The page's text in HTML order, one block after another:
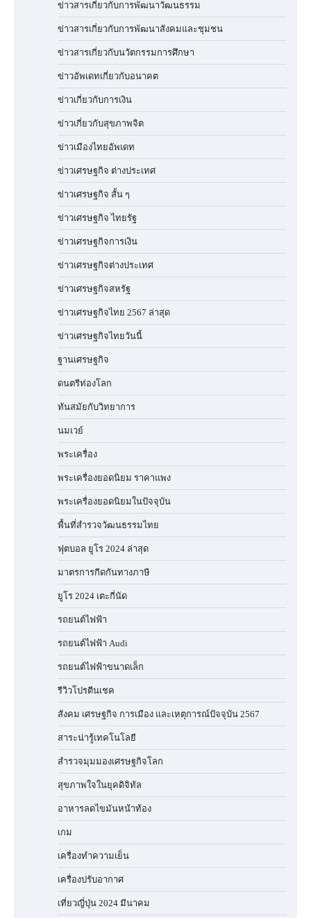
ข่าวสารเกี่ยวกับการพัฒนาวัฒนธรรม
ข่าวสารเกี่ยวกับการพัฒนาสังคมและชุมชน
ข่าวสารเกี่ยวกับนวัตกรรมการศึกษา
ข่าวอัพเดทเกี่ยวกับอนาคต
ข่าวเกี่ยวกับการเงิน
ข่าวเกี่ยวกับสุขภาพจิต
ข่าวเมืองไทยอัพเดท
ข่าวเศรษฐกิจ ต่างประเทศ
ข่าวเศรษฐกิจ สั้น ๆ
ข่าวเศรษฐกิจ ไทยรัฐ
ข่าวเศรษฐกิจการเงิน
ข่าวเศรษฐกิจต่างประเทศ
ข่าวเศรษฐกิจสหรัฐ
ข่าวเศรษฐกิจไทย 2567 ล่าสุด
ข่าวเศรษฐกิจไทยวันนี้
ฐานเศรษฐกิจ
ดนตรีท่องโลก
ทันสมัยกับวิทยาการ
นมเวย์
พระเครื่อง
พระเครื่องยอดนิยม ราคาแพง
พระเครื่องยอดนิยมในปัจจุบัน
พื้นที่สำรวจวัฒนธรรมไทย
ฟุตบอล ยูโร 2024 ล่าสุด
มาตรการกีดกันทางภาษี
ยูโร 2024 เตะกี่นัด
รถยนต์ไฟฟ้า
รถยนต์ไฟฟ้า Audi
รถยนต์ไฟฟ้าขนาดเล็ก
รีวิวโปรตีนเชค
สังคม เศรษฐกิจ การเมือง และเหตุการณ์ปัจจุบัน 2567
สาระน่ารู้เทคโนโลยี
สำรวจมุมมองเศรษฐกิจโลก
สุขภาพใจในยุคดิจิทัล
อาหารลดไขมันหน้าท้อง
เกม
เครื่องทำความเย็น
เครื่องปรับอากาศ
เที่ยวญี่ปุ่น 2024 มีนาคม